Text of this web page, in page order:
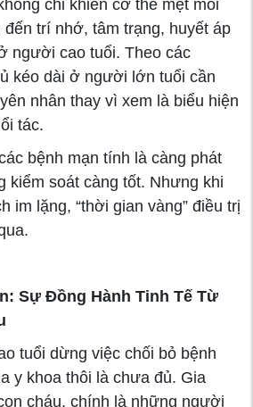
chỉ khiến cơ thể mệt mỏi
trí nhớ, tâm trạng, huyết áp
người cao tuổi. Theo các
kéo dài ở người lớn tuổi cần
nhân thay vì xem là biểu hiện
tác.
bệnh mạn tính là càng phát
kiểm soát càng tốt. Nhưng khi
im lặng, “thời gian vàng” điều trị
Sự Đồng Hành Tinh Tế Từ
tuổi dừng việc chối bỏ bệnh
y khoa thôi là chưa đủ. Gia
cháu, chính là những người